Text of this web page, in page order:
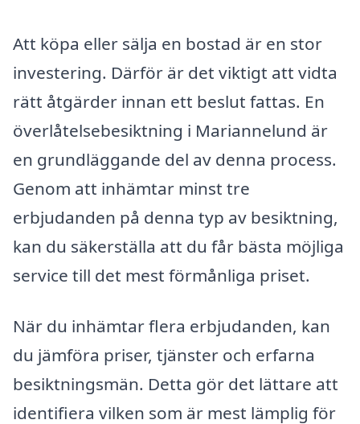
Att köpa eller sälja en bostad är en stor
investering. Därför är det viktigt att vidta
rätt åtgärder innan ett beslut fattas. En
överlåtelsebesiktning i Mariannelund är
en grundläggande del av denna process.
Genom att inhämtar minst tre
erbjudanden på denna typ av besiktning,
kan du säkerställa att du får bästa möjliga
service till det mest förmånliga priset.
När du inhämtar flera erbjudanden, kan
du jämföra priser, tjänster och erfarna
besiktningsmän. Detta gör det lättare att
identifiera vilken som är mest lämplig för